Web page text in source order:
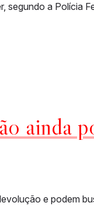
segundo a Polícia
ainda
e podem